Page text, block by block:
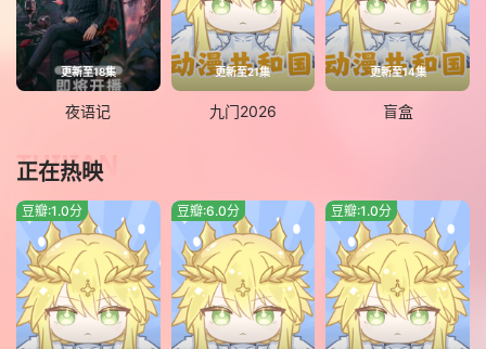
更新至18集
夜语记
更新至21集
九门2026
更新至14集
盲盒
正在热映
TUIJIAN
豆瓣:1.0分 豆瓣:6.0分 豆瓣:1.0分